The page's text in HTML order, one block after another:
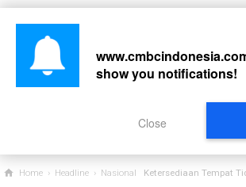
Home › Headline › Nasional Ketersediaan Tempat Tidur RS
show you notifications!
Close